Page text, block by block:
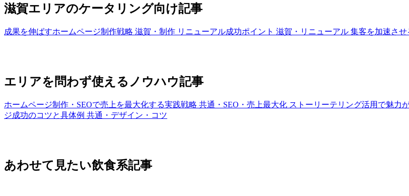
滋賀エリアのケータリング向け記事
成果を伸ばすホームページ制作戦略 滋賀・制作 リニューアル成功ポイント 滋賀・リニューアル 集客を加速させ
エリアを問わず使えるノウハウ記事
ホームページ制作・SEOで売上を最大化する実践戦略 共通・SEO・売上最大化 ストーリーテリング活用で魅力
ジ成功のコツと具体例 共通・デザイン・コツ
あわせて見たい飲食系記事